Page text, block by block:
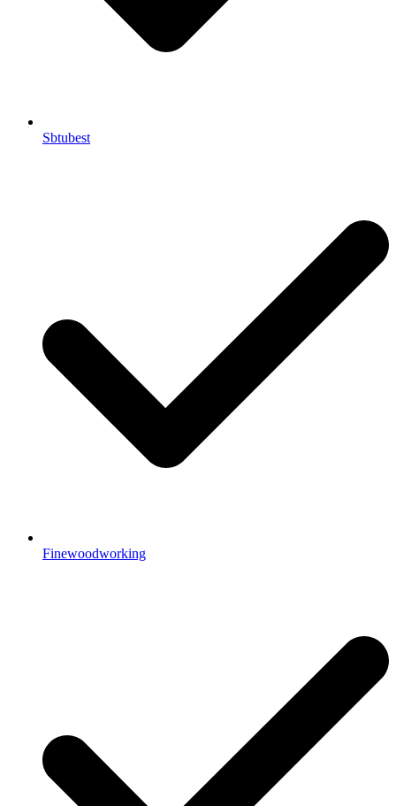
Sbtubest
Finewoodworking